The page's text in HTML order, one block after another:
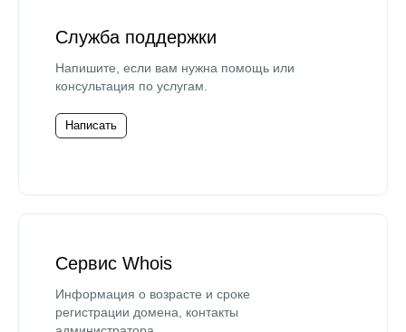
Служба поддержки
Напишите, если вам нужна помощь или
консультация по услугам.
Написать
Сервис Whois
Информация о возрасте и сроке
регистрации домена, контакты